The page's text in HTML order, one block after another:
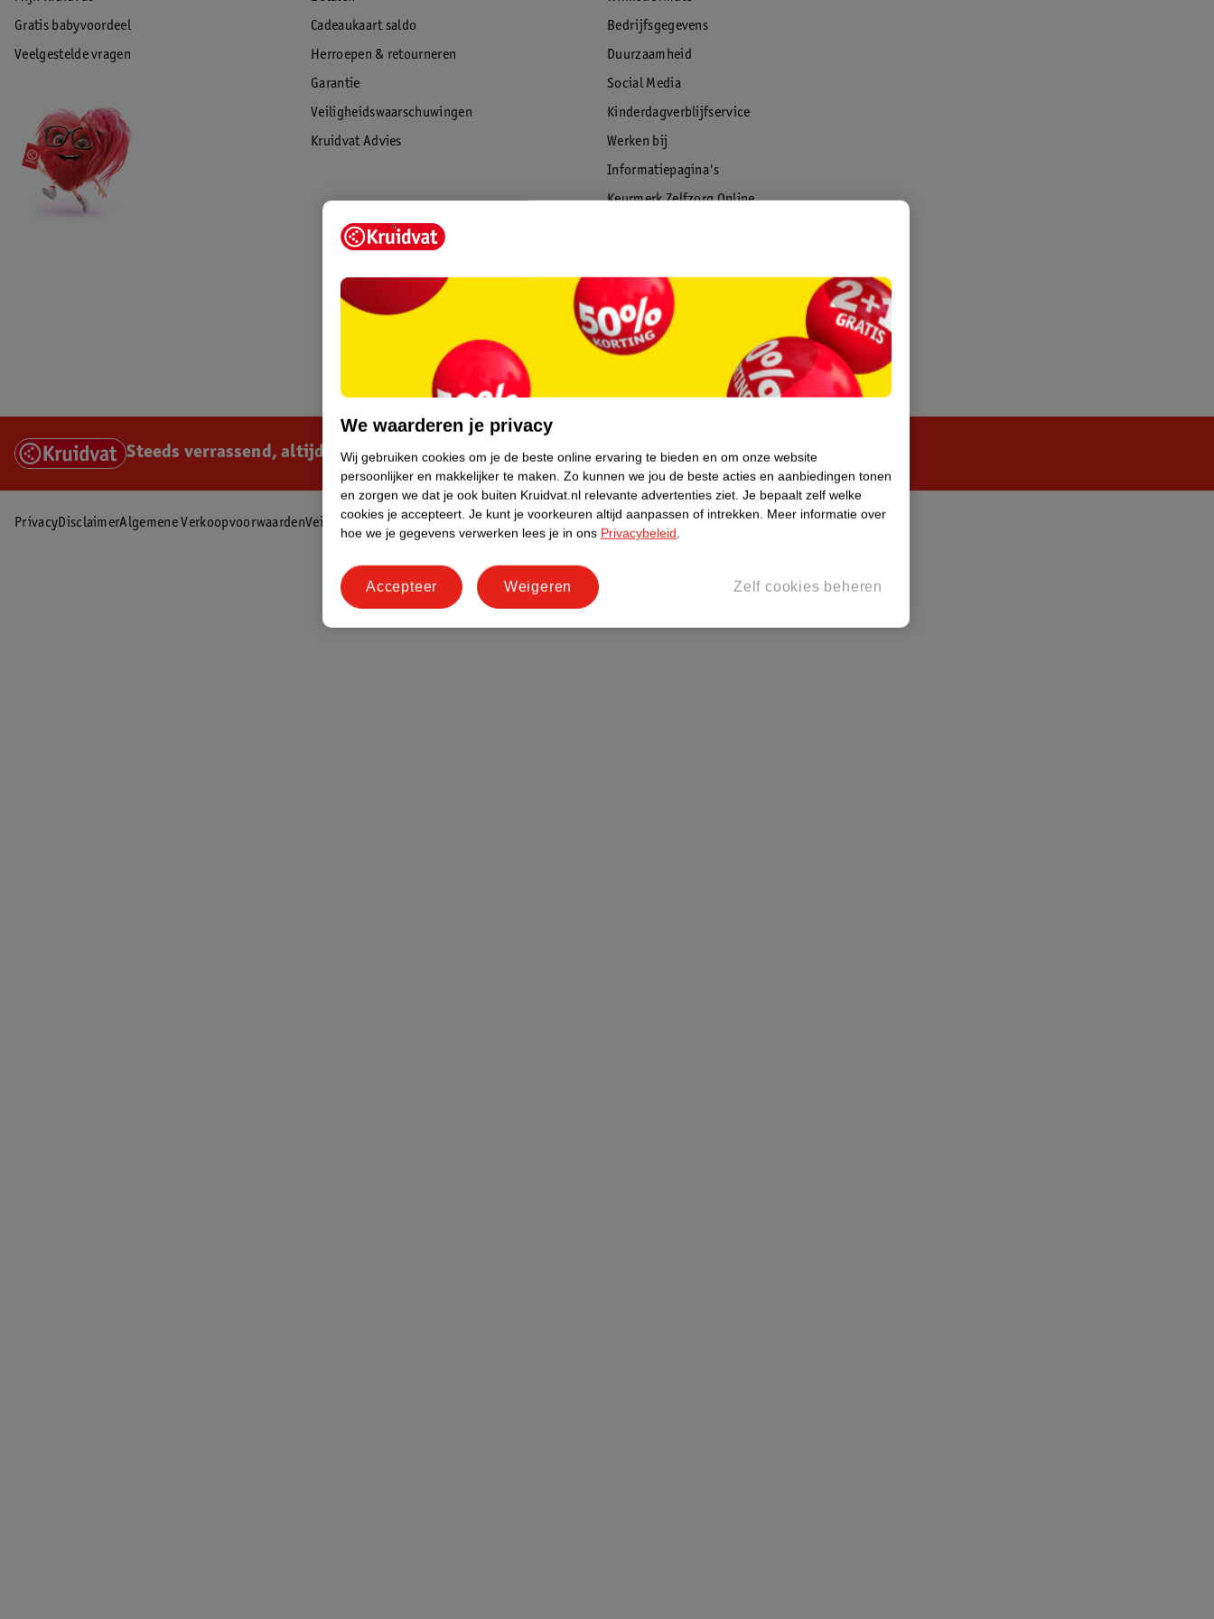
Gratis babyvoordeel
Veelgestelde vragen
Cadeaukaart saldo
Herroepen & retourneren
Garantie
Veiligheidswaarschuwingen
Kruidvat Advies
Bedrijfsgegevens
Duurzaamheid
Social Media
Kinderdagverblijfservice
Werken bij
Informatiepagina's
Keurmerk Zelfzorg Online
Steeds verrassend, altijd voordelig!
PrivacyDisclaimerAlgemene VerkoopvoorwaardenVeilig betalen Zelf cookies beheren
We waarderen je privacy
Wij gebruiken cookies om je de beste online ervaring te bieden en om onze website
persoonlijker en makkelijker te maken. Zo kunnen we jou de beste acties en aanbiedingen tonen
en zorgen we dat je ook buiten Kruidvat.nl relevante advertenties ziet. Je bepaalt zelf welke
cookies je accepteert. Je kunt je voorkeuren altijd aanpassen of intrekken. Meer informatie over
hoe we je gegevens verwerken lees je in ons Privacybeleid.
Zelf cookies beheren
Weigeren
Accepteer